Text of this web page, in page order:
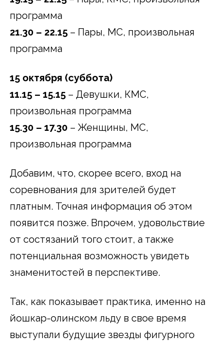
программа
21.30 – 22.15 – Пары, МС, произвольная
программа
15 октября (суббота)
11.15 – 15.15 – Девушки, КМС,
произвольная программа
15.30 – 17.30 – Женщины, МС,
произвольная программа
Добавим, что, скорее всего, вход на
соревнования для зрителей будет
платным. Точная информация об этом
появится позже. Впрочем, удовольствие
от состязаний того стоит, а также
потенциальная возможность увидеть
знаменитостей в перспективе.
Так, как показывает практика, именно на
йошкар-олинском льду в свое время
выступали будущие звезды фигурного